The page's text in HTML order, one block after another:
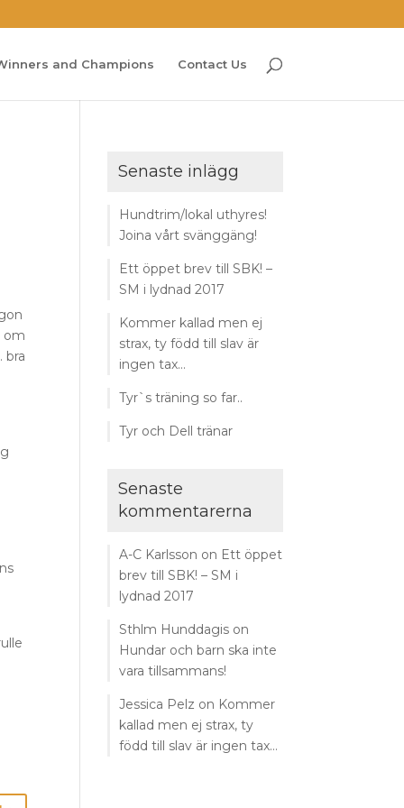
and Champions Contact Us
om
bra
Senaste inlägg
Hundtrim/lokal uthyres!
Joina vårt svänggäng!
Ett öppet brev till SBK! –
SM i lydnad 2017
Kommer kallad men ej
strax, ty född till slav är
ingen tax…
Tyr`s träning so far..
Tyr och Dell tränar
Senaste
kommentarerna
A-C Karlsson on Ett öppet
brev till SBK! – SM i
lydnad 2017
Sthlm Hunddagis on
Hundar och barn ska inte
vara tillsammans!
Jessica Pelz on Kommer
kallad men ej strax, ty
född till slav är ingen tax…